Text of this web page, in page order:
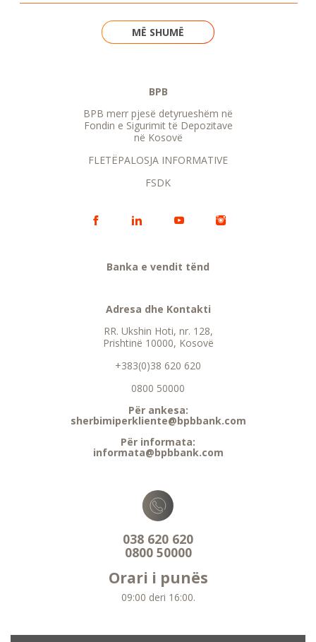
MË SHUMË
BPB
BPB merr pjesë detyrueshëm në
Fondin e Sigurimit të Depozitave
në Kosovë
FLETËPALOSJA INFORMATIVE
FSDK
Banka e vendit tënd
Adresa dhe Kontakti
RR. Ukshin Hoti, nr. 128,
Prishtinë 10000, Kosovë
+383(0)38 620 620
0800 50000
Për ankesa:
sherbimiperkliente@bpbbank.com
Për informata:
informata@bpbbank.com
038 620 620
0800 50000
Orari i punës
09:00 deri 16:00.